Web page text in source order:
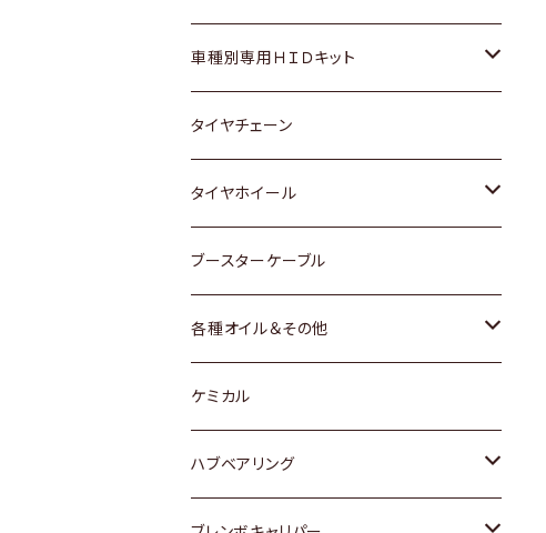
マツダ
三菱
スバル
レクサス
ダイハツ
マツダ
三菱
スバル
日産
いすゞ
ダイハツ
マツダ
三菱
スバル
スズキ
日産
ダイハツ
スバル
ホンダ
スズキ
日産
ダイハツ
マツダ
ホンダ
スズキ
日産
ダイハツ
マツダ
スバル
車種別専用ＨＩＤキット
トヨタ
マツダ
タイヤチェーン
タイヤホイール
トヨタ
ホンダ
スズキ
日産
ブースターケーブル
各種オイル＆その他
ディーデル洗浄添加剤
ケミカル
ハブベアリング